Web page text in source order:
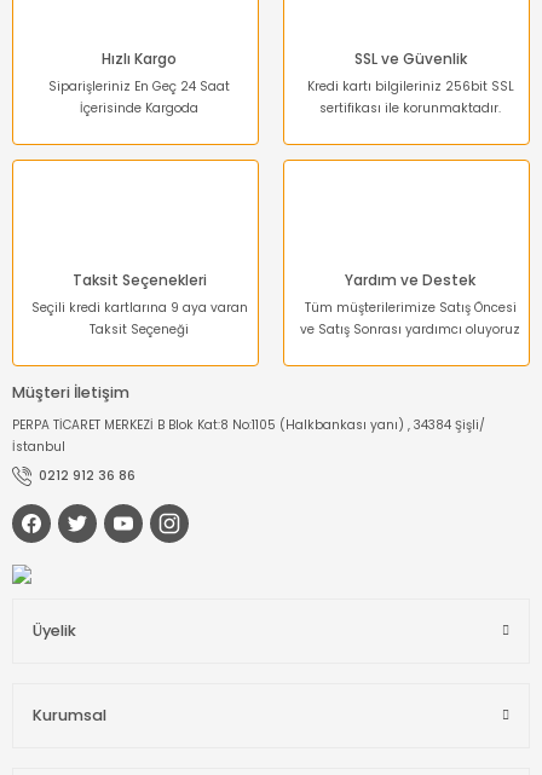
Hızlı Kargo
Siparişleriniz En Geç 24 Saat
İçerisinde Kargoda
SSL ve Güvenlik
Kredi kartı bilgileriniz 256bit SSL
sertifikası ile korunmaktadır.
Taksit Seçenekleri
Seçili kredi kartlarına 9 aya varan
Taksit Seçeneği
Yardım ve Destek
Tüm müşterilerimize Satış Öncesi
ve Satış Sonrası yardımcı oluyoruz
Müşteri İletişim
PERPA TİCARET MERKEZİ B Blok Kat:8 No:1105 (Halkbankası yanı) , 34384 Şişli/
İstanbul
0212 912 36 86
Üyelik
Kurumsal